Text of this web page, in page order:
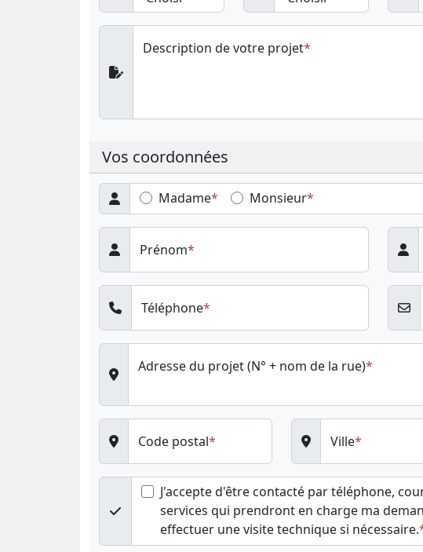
Description de votre projet
Vos coordonnées
Madame Monsieur
Prénom
Téléphone
Adresse du projet (N° + nom de la rue)
Code postal Ville
J'accepte d'être contacté par téléphone,
services qui prendront en charge ma
effectuer une visite technique si nécessaire.